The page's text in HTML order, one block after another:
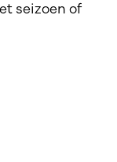
seizoen of